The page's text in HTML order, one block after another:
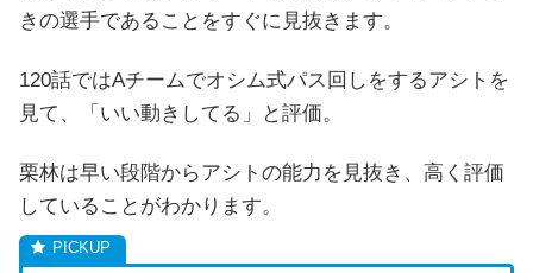
きの選手であることをすぐに見抜きます。
120話ではAチームでオシム式パス回しをするアシトを
見て、「いい動きしてる」と評価。
栗林は早い段階からアシトの能力を見抜き、高く評価
していることがわかります。